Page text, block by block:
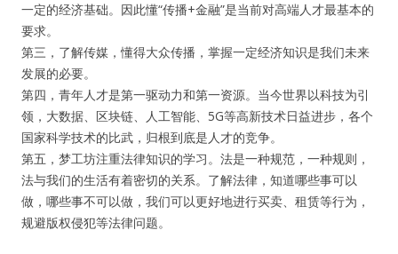
一定的经济基础。因此懂“传播+金融”是当前对高端人才最基本的
要求。
第三，了解传媒，懂得大众传播，掌握一定经济知识是我们未来
发展的必要。
第四，青年人才是第一驱动力和第一资源。当今世界以科技为引
领，大数据、区块链、人工智能、5G等高新技术日益进步，各个
国家科学技术的比武，归根到底是人才的竞争。
第五，梦工坊注重法律知识的学习。法是一种规范，一种规则，
法与我们的生活有着密切的关系。了解法律，知道哪些事可以
做，哪些事不可以做，我们可以更好地进行买卖、租赁等行为，
规避版权侵犯等法律问题。